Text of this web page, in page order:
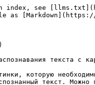
index, see
as
текста с
которую